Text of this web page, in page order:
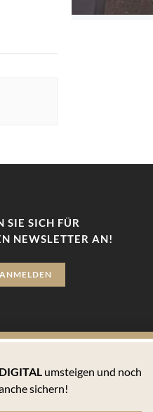
SIE SICH FÜR
NEWSLETTER AN!
die auf Ihrem
den Einstellungen
umsteigen und noch
sichern!